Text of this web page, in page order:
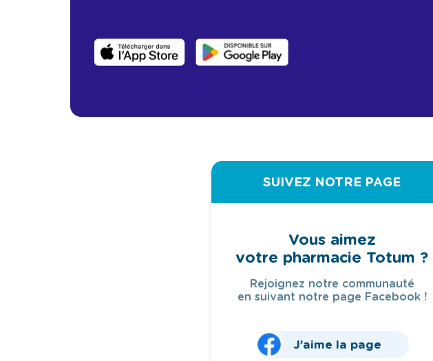
SUIVEZ NOTRE PAGE
Vous aimez
votre pharmacie Totum ?
Rejoignez notre communauté
en suivant notre page Facebook !
J’aime la page